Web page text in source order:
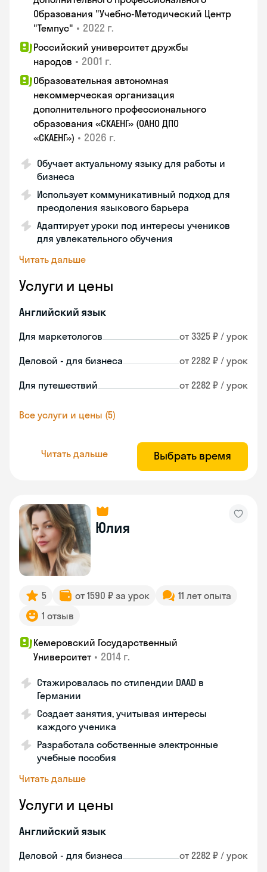
Образования "Учебно-Методический Центр
"Темпус" • 2022 г.
Российский университет дружбы
народов • 2001 г.
Образовательная автономная
некоммерческая организация
дополнительного профессионального
образования «СКАЕНГ» (ОАНО ДПО
«СКАЕНГ») • 2026 г.
Обучает актуальному языку для работы и
бизнеса
Использует коммуникативный подход для
преодоления языкового барьера
Адаптирует уроки под интересы учеников
для увлекательного обучения
Читать дальше
Услуги и цены
Английский язык
Для маркетологов от 3325 ₽ / урок
Деловой - для бизнеса от 2282 ₽ / урок
Для путешествий от 2282 ₽ / урок
Все услуги и цены (5)
Читать дальше Выбрать время
Юлия
5 от 1590 ₽ за урок
11 лет опыта
1 отзыв
Кемеровский Государственный
Университет • 2014 г.
Стажировалась по стипендии DAAD в
Германии
Создает занятия, учитывая интересы
каждого ученика
Разработала собственные электронные
учебные пособия
Читать дальше
Услуги и цены
Английский язык
Деловой - для бизнеса от 2282 ₽ / урок